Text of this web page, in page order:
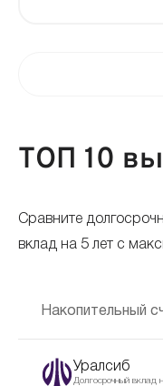
ТОП 10
Сравните
вклад на 5 лет с
Накопительный
Уралсиб
Долгосрочный вклад